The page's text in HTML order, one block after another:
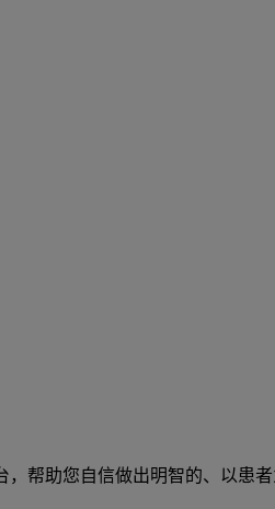
帮助您自信做出明智的、以患